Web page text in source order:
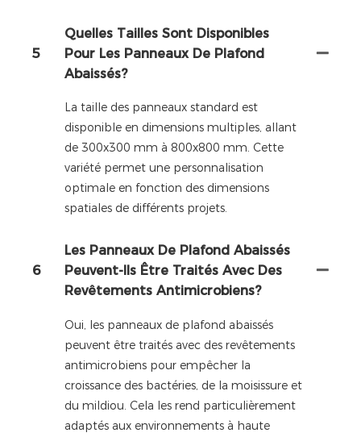
5
Quelles Tailles Sont Disponibles
Pour Les Panneaux De Plafond
Abaissés?
La taille des panneaux standard est
disponible en dimensions multiples, allant
de 300x300 mm à 800x800 mm. Cette
variété permet une personnalisation
optimale en fonction des dimensions
spatiales de différents projets.
6
Les Panneaux De Plafond Abaissés
Peuvent-Ils Être Traités Avec Des
Revêtements Antimicrobiens?
Oui, les panneaux de plafond abaissés
peuvent être traités avec des revêtements
antimicrobiens pour empêcher la
croissance des bactéries, de la moisissure et
du mildiou. Cela les rend particulièrement
adaptés aux environnements à haute